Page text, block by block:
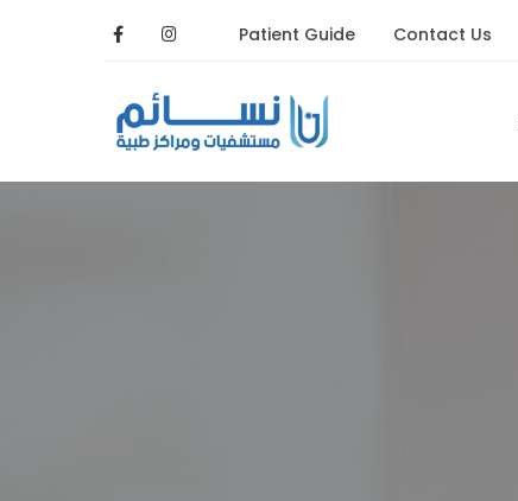
Patient Guide Contact Us